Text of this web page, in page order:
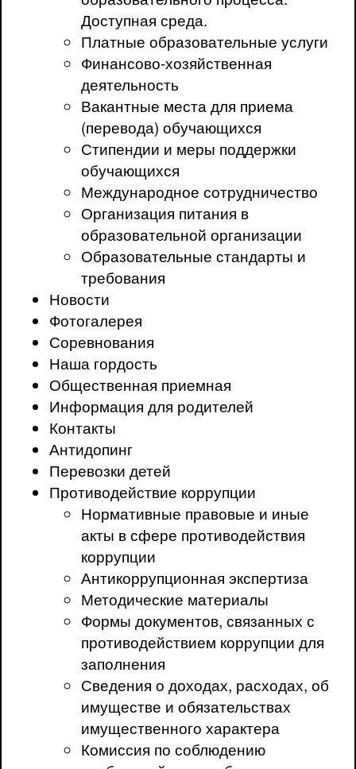
Доступная среда.
Платные образовательные услуги
Финансово-хозяйственная
деятельность
Вакантные места для приема
(перевода) обучающихся
Стипендии и меры поддержки
обучающихся
Международное сотрудничество
Организация питания в
образовательной организации
Образовательные стандарты и
требования
Новости
Фотогалерея
Соревнования
Наша гордость
Общественная приемная
Информация для родителей
Контакты
Антидопинг
Перевозки детей
Противодействие коррупции
Нормативные правовые и иные
акты в сфере противодействия
коррупции
Антикоррупционная экспертиза
Методические материалы
Формы документов, связанных с
противодействием коррупции для
заполнения
Сведения о доходах, расходах, об
имуществе и обязательствах
имущественного характера
Комиссия по соблюдению